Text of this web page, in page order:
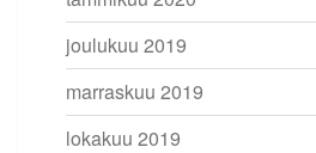
joulukuu 2019
marraskuu 2019
lokakuu 2019